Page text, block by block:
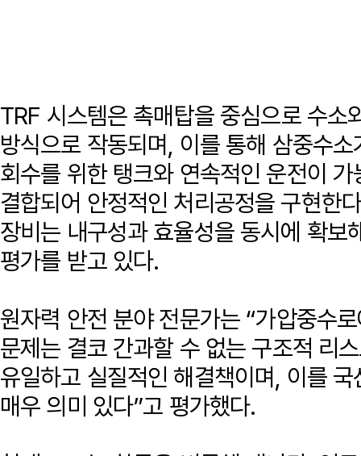
TRF 시스템은 촉매탑을 중심으로 수소
방식으로 작동되며, 이를 통해 삼중수
회수를 위한 탱크와 연속적인 운전이
결합되어 안정적인 처리공정을 구현한
장비는 내구성과 효율성을 동시에 확보
평가를 받고 있다.
원자력 안전 분야 전문가는 “가압중수
문제는 결코 간과할 수 없는 구조적 리
유일하고 실질적인 해결책이며, 이를
매우 의미 있다”고 평가했다.